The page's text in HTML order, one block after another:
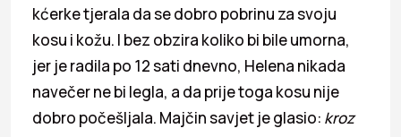
kćerke tjerala da se dobro pobrinu za svoju
kosu i kožu. I bez obzira koliko bi bile umorna,
jer je radila po 12 sati dnevno, Helena nikada
navečer ne bi legla, a da prije toga kosu nije
dobro počešljala. Majčin savjet je glasio: kroz